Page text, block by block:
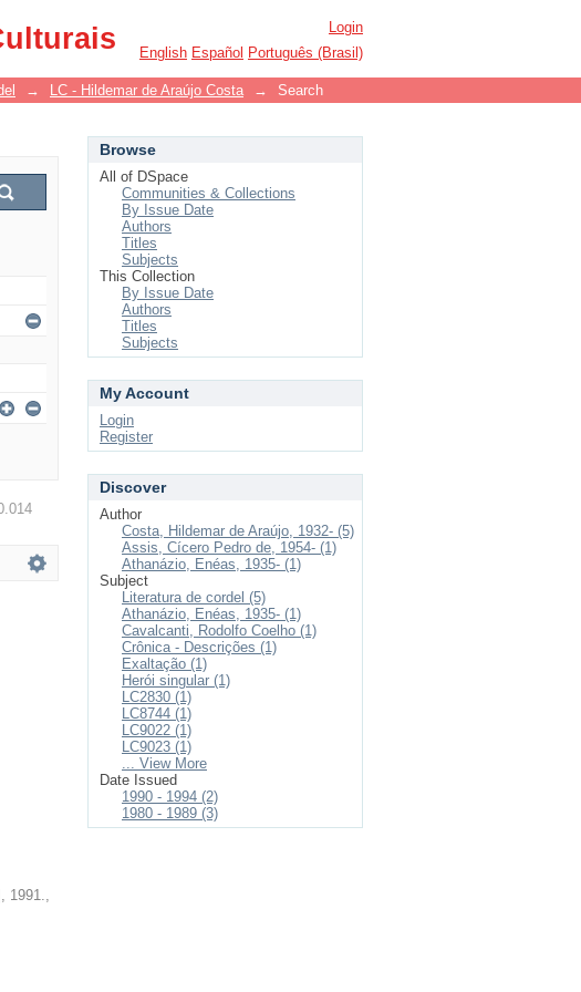
Login
English Español Português (Brasil)
→ LC - Hildemar de Araújo Costa → Search
1991.,
Browse
All of DSpace
Communities & Collections
By Issue Date
Authors
Titles
Subjects
This Collection
By Issue Date
Authors
Titles
Subjects
My Account
Login
Register
Discover
Author
Costa, Hildemar de Araújo, 1932- (5)
Assis, Cícero Pedro de, 1954- (1)
Athanázio, Enéas, 1935- (1)
Subject
Literatura de cordel (5)
Athanázio, Enéas, 1935- (1)
Cavalcanti, Rodolfo Coelho (1)
Crônica - Descrições (1)
Exaltação (1)
Herói singular (1)
LC2830 (1)
LC8744 (1)
LC9022 (1)
LC9023 (1)
... View More
Date Issued
1990 - 1994 (2)
1980 - 1989 (3)